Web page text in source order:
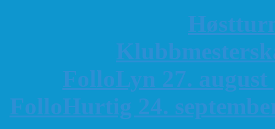
K
FolloLyn 27. august
FolloHurtig 24.